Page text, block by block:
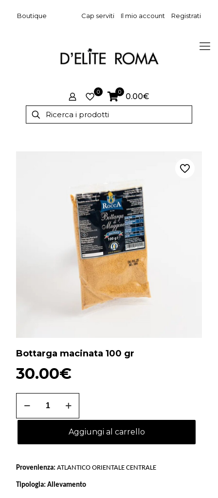
Boutique Cap serviti Il mio account Registrati
0 0 0.00€
Bottarga macinata 100 gr
30.00€
macinata
Aggiungi al carrello
Provenienza: ATLANTICO ORIENTALE CENTRALE
Tipologia: Allevamento